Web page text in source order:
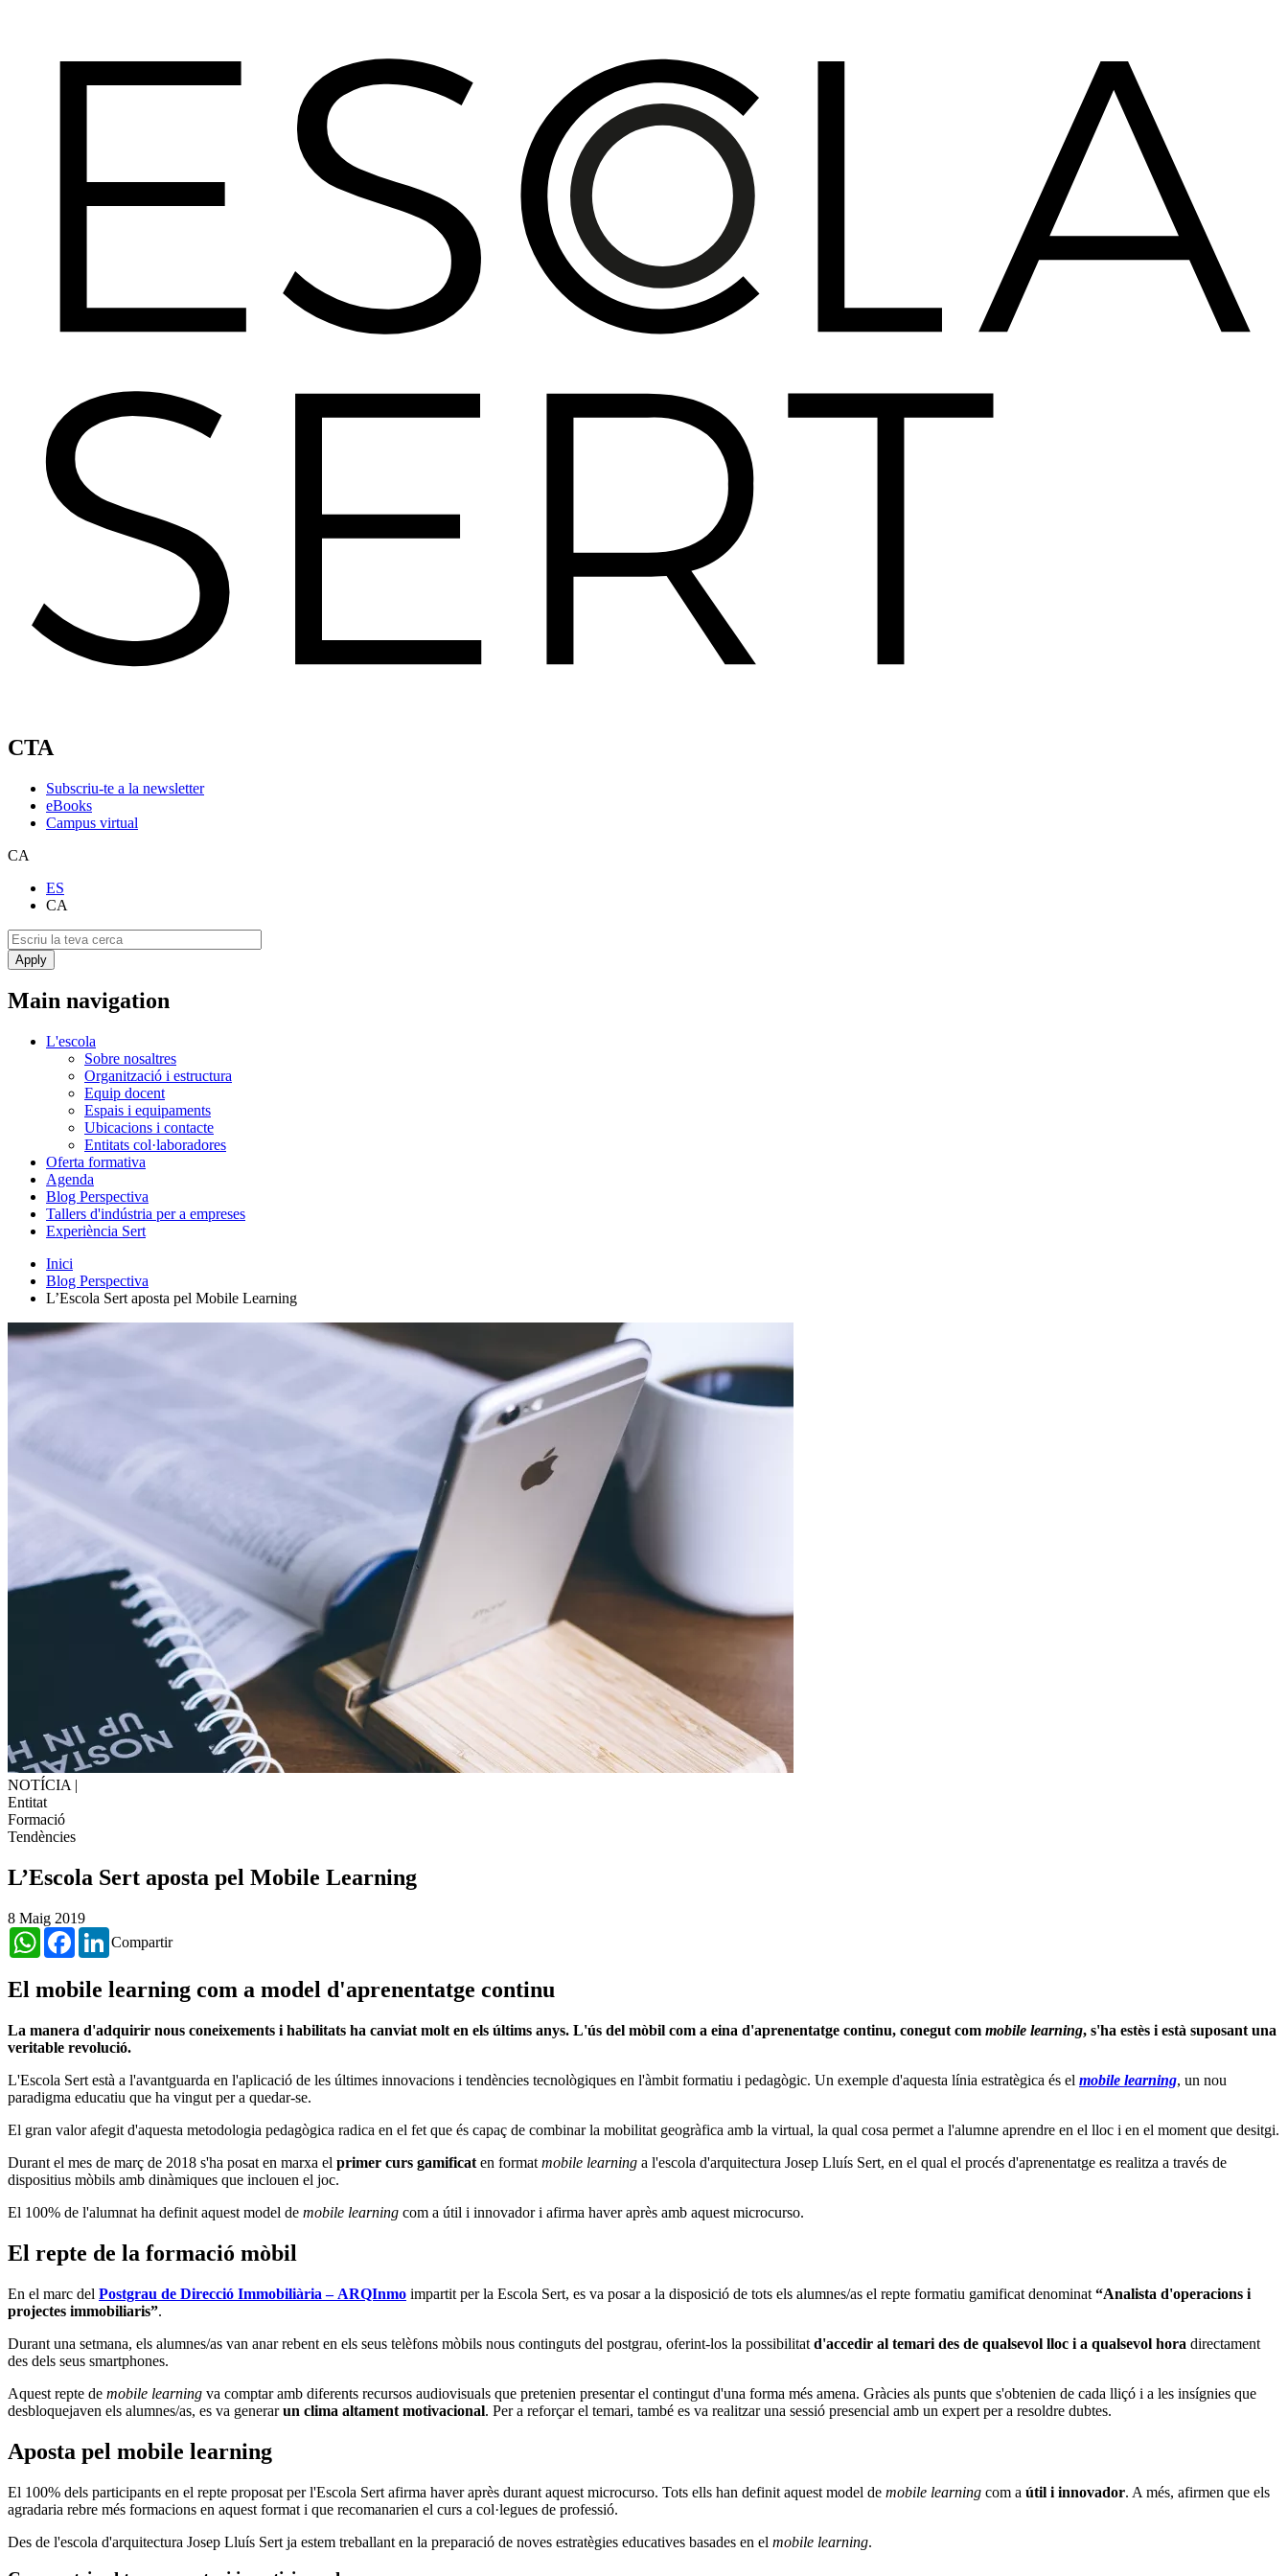
CTA
Subscriu-te a la newsletter
eBooks
Campus virtual
CA
ES
CA
Main navigation
L'escola
Sobre nosaltres
Organització i estructura
Equip docent
Espais i equipaments
Ubicacions i contacte
Entitats col·laboradores
Oferta formativa
Agenda
Blog Perspectiva
Tallers d'indústria per a empreses
Experiència Sert
Inici
Blog Perspectiva
L’Escola Sert aposta pel Mobile Learning
NOTÍCIA |
Entitat
Formació
Tendències
L’Escola Sert aposta pel Mobile Learning
8 Maig 2019
Compartir
WhatsAppFacebookLinkedIn
El mobile learning com a model d'aprenentatge continu
La manera d'adquirir nous coneixements i habilitats ha canviat molt en els últims anys. L'ús del mòbil com a eina d'aprenentatge continu, conegut com mobile learning, s'ha estès i està suposant una
veritable revolució.
L'Escola Sert està a l'avantguarda en l'aplicació de les últimes innovacions i tendències tecnològiques en l'àmbit formatiu i pedagògic. Un exemple d'aquesta línia estratègica és el mobile learning, un nou
paradigma educatiu que ha vingut per a quedar-se.
El gran valor afegit d'aquesta metodologia pedagògica radica en el fet que és capaç de combinar la mobilitat geogràfica amb la virtual, la qual cosa permet a l'alumne aprendre en el lloc i en el moment que desitgi.
Durant el mes de març de 2018 s'ha posat en marxa el primer curs gamificat en format mobile learning a l'escola d'arquitectura Josep Lluís Sert, en el qual el procés d'aprenentatge es realitza a través de
dispositius mòbils amb dinàmiques que inclouen el joc.
El 100% de l'alumnat ha definit aquest model de mobile learning com a útil i innovador i afirma haver après amb aquest microcurso.
El repte de la formació mòbil
En el marc del Postgrau de Direcció Immobiliària – ARQInmo impartit per la Escola Sert, es va posar a la disposició de tots els alumnes/as el repte formatiu gamificat denominat “Analista d'operacions i
projectes immobiliaris”.
Durant una setmana, els alumnes/as van anar rebent en els seus telèfons mòbils nous continguts del postgrau, oferint-los la possibilitat d'accedir al temari des de qualsevol lloc i a qualsevol hora directament
des dels seus smartphones.
Aquest repte de mobile learning va comptar amb diferents recursos audiovisuals que pretenien presentar el contingut d'una forma més amena. Gràcies als punts que s'obtenien de cada lliçó i a les insígnies que
desbloquejaven els alumnes/as, es va generarun clima altament motivacional. Per a reforçar el temari, també es va realitzar una sessió presencial amb un expert per a resoldre dubtes.
Aposta pel mobile learning
El 100% dels participants en el repte proposat per l'Escola Sert afirma haver après durant aquest microcurso. Tots ells han definit aquest model de mobile learning com a útil i innovador. A més, afirmen que els
agradaria rebre més formacions en aquest format i que recomanarien el curs a col·legues de professió.
Des de l'escola d'arquitectura Josep Lluís Sert ja estem treballant en la preparació de noves estratègies educatives basades en el mobile learning.